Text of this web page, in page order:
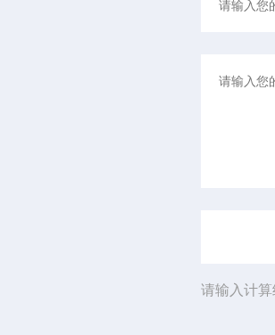
请输入计